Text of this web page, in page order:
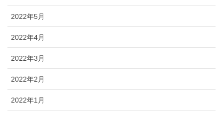
2022年5月
2022年4月
2022年3月
2022年2月
2022年1月